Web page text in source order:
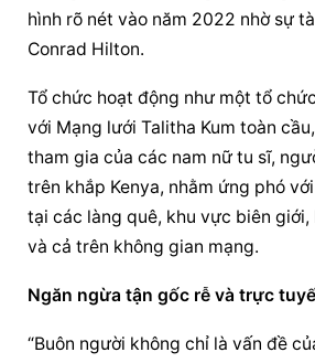
hình rõ nét vào năm 2022 nhờ sự
Conrad Hilton.
Tổ chức hoạt động như một tổ
với Mạng lưới Talitha Kum toàn
tham gia của các nam nữ tu sĩ,
trên khắp Kenya, nhằm ứng phó
tại các làng quê, khu vực biên
và cả trên không gian mạng.
Ngăn ngừa tận gốc rễ và trực
“Buôn người không chỉ là vấn đề